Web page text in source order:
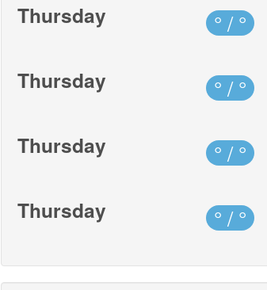
Thursday ° / °
Thursday ° / °
Thursday ° / °
Thursday ° / °